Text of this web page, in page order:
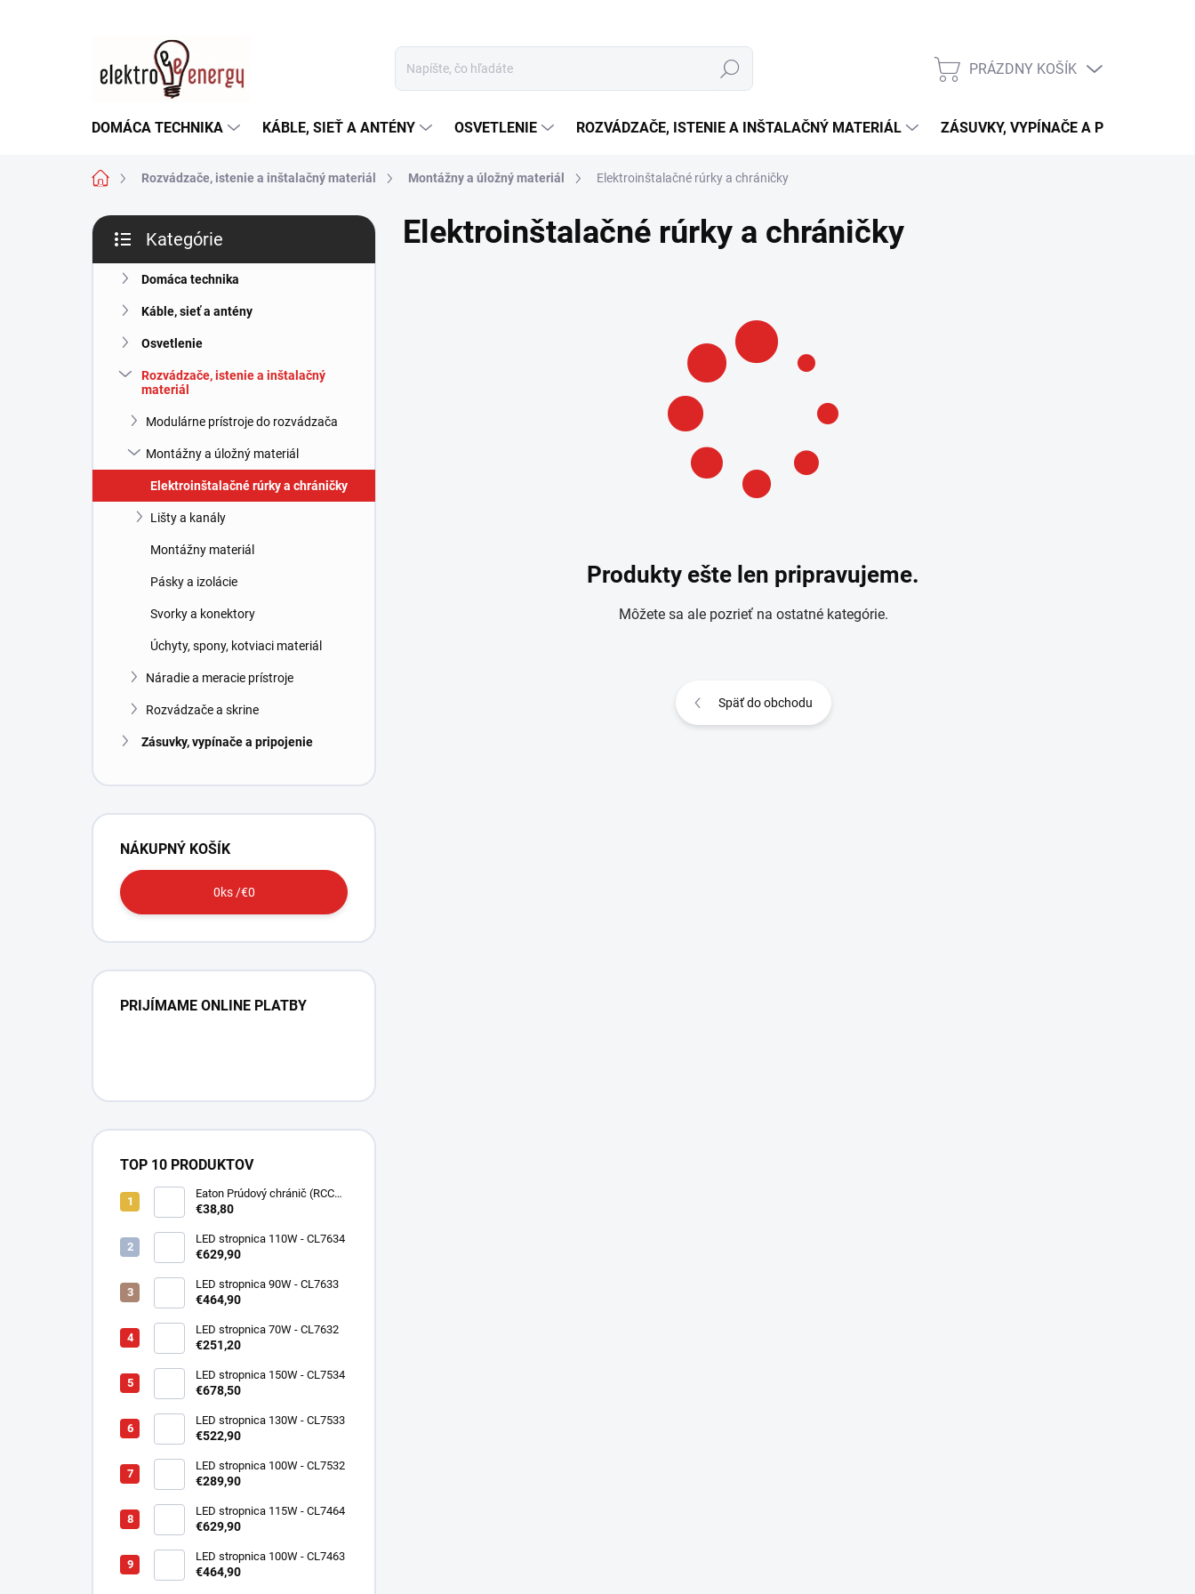
Hľadať
NÁKUPNÝ
PRÁZDNY KOŠÍK
DOMÁCA TECHNIKA KÁBLE, SIEŤ A ANTÉNY OSVETLENIE ROZVÁDZAČE, ISTENIE A INŠTALAČNÝ MATERIÁL ZÁSUVKY, VYPÍNAČE A PRIPOJENIE
DomovRozvádzače, istenie a inštalačný materiál Montážny a úložný materiál Elektroinštalačné rúrky a chráničky
B
č
kategórie
Kategórie
Domáca technika
Káble, sieť a antény
Osvetlenie
Rozvádzače, istenie a inštalačný
materiál
Modulárne prístroje do rozvádzača
Montážny a úložný materiál
Elektroinštalačné rúrky a chráničky
Lišty a kanály
Montážny materiál
Pásky a izolácie
Svorky a konektory
Úchyty, spony, kotviaci materiál
Náradie a meracie prístroje
Rozvádzače a skrine
Zásuvky, vypínače a pripojenie
NÁKUPNÝ KOŠÍK
0ks /€0
PRIJÍMAME ONLINE PLATBY
TOP 10 PRODUKTOV
Eaton Prúdový chránič (RCCB)
PF7-25/2/003-DE 2P, 25A,
263577
€38,80
LED stropnica 110W - CL7634
€629,90
LED stropnica 90W - CL7633
€464,90
LED stropnica 70W - CL7632
€251,20
LED stropnica 150W - CL7534
€678,50
LED stropnica 130W - CL7533
€522,90
LED stropnica 100W - CL7532
€289,90
LED stropnica 115W - CL7464
€629,90
LED stropnica 100W - CL7463
€464,90
Elektroinštalačné rúrky a chráničky
Produkty ešte len pripravujeme.
Môžete sa ale pozrieť na ostatné kategórie.
Späť do obchodu